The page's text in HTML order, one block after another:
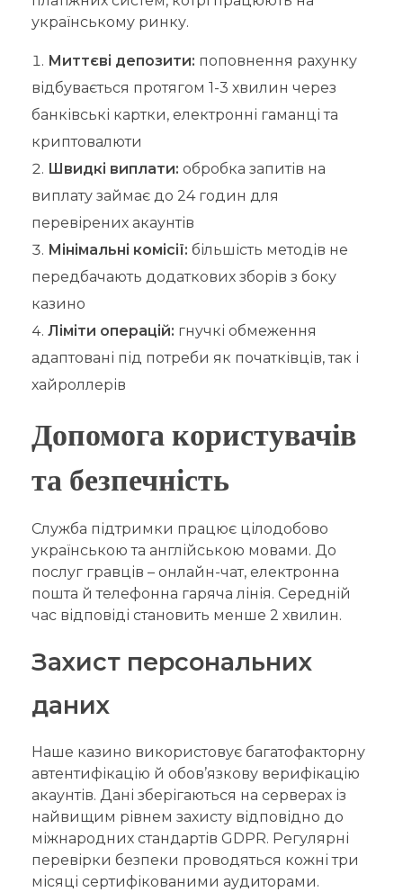
українському ринку.
Миттєві депозити: поповнення рахунку
відбувається протягом 1-3 хвилин через
банківські картки, електронні гаманці та
криптовалюти
Швидкі виплати: обробка запитів на
виплату займає до 24 годин для
перевірених акаунтів
Мінімальні комісії: більшість методів не
передбачають додаткових зборів з боку
казино
Ліміти операцій: гнучкі обмеження
адаптовані під потреби як початківців, так і
хайроллерів
Допомога користувачів
та безпечність
Служба підтримки працює цілодобово
українською та англійською мовами. До
послуг гравців – онлайн-чат, електронна
пошта й телефонна гаряча лінія. Середній
час відповіді становить менше 2 хвилин.
Захист персональних
даних
Наше казино використовує багатофакторну
автентифікацію й обов’язкову верифікацію
акаунтів. Дані зберігаються на серверах із
найвищим рівнем захисту відповідно до
міжнародних стандартів GDPR. Регулярні
перевірки безпеки проводяться кожні три
місяці сертифікованими аудиторами.